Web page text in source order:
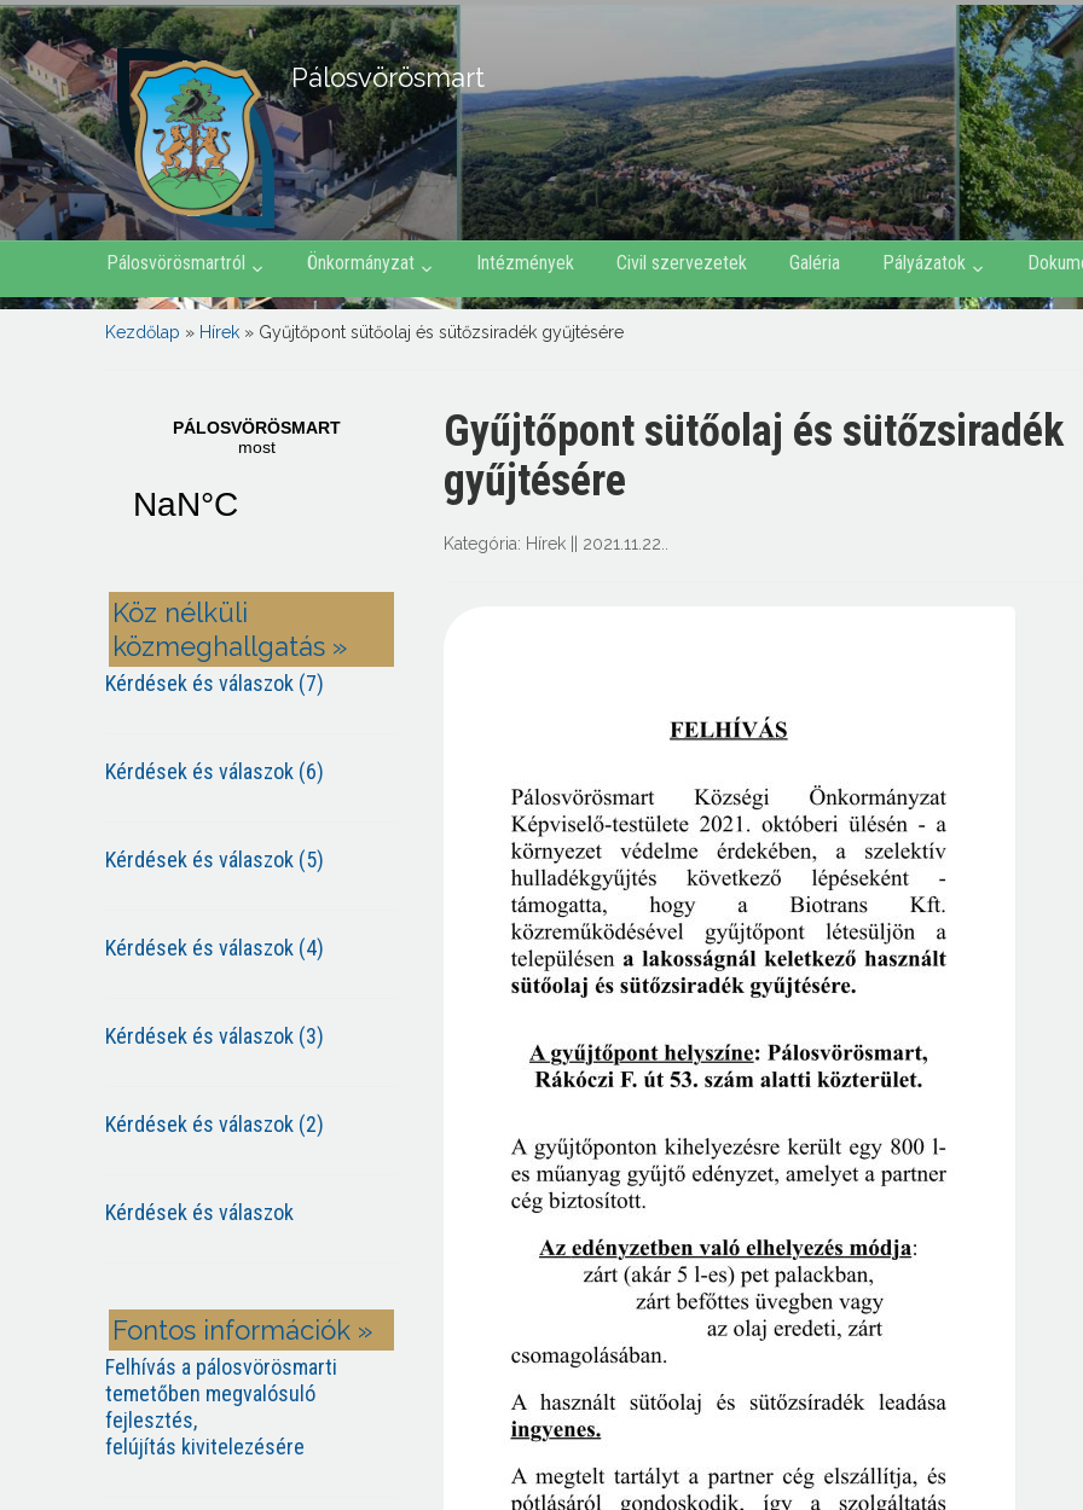
Pálosvörösmart
Pálosvörösmartról Önkormányzat Intézmények Civil szervezetek Galéria Pályázatok
Kezdőlap » Hírek » Gyűjtőpont sütőolaj és sütőzsiradék gyűjtésére
Köz nélküli
közmeghallgatás »
Kérdések és válaszok (7)
Kérdések és válaszok (6)
Kérdések és válaszok (5)
Kérdések és válaszok (4)
Kérdések és válaszok (3)
Kérdések és válaszok (2)
Kérdések és válaszok
Fontos információk »
Felhívás a pálosvörösmarti
temetőben megvalósuló
fejlesztés,
felújítás kivitelezésére
Gyűjtőpont sütőolaj és sütőzsiradék
gyűjtésére
Kategória: Hírek 2021.11.22.